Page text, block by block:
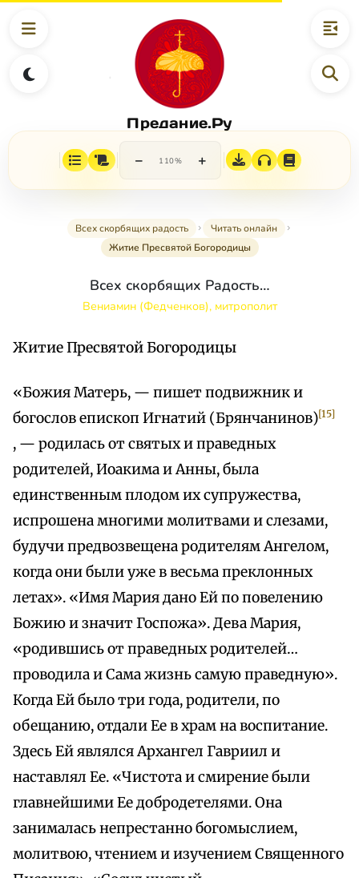
Предание.Ру
− 110% +
Всех скорбящих радость
Читать онлайн
Житие Пресвятой Богородицы
Всех скорбящих Радость…
Вениамин (Федченков), митрополит
Житие Пресвятой Богородицы
«Божия Матерь, — пишет подвижник и
богослов епископ Игнатий (Брянчанинов)[15]
, — родилась от святых и праведных
родителей, Иоакима и Анны, была
единственным плодом их супружества,
испрошена многими молитвами и слезами,
будучи предвозвещена родителям Ангелом,
когда они были уже в весьма преклонных
летах». «Имя Мария дано Ей по повелению
Божию и значит Госпожа». Дева Мария,
«родившись от праведных родителей…
проводила и Сама жизнь самую праведную».
Когда Ей было три года, родители, по
обещанию, отдали Ее в храм на воспитание.
Здесь Ей являлся Архангел Гавриил и
наставлял Ее. «Чистота и смирение были
главнейшими Ее добродетелями. Она
занималась непрестанно богомыслием,
молитвою, чтением и изучением Священного